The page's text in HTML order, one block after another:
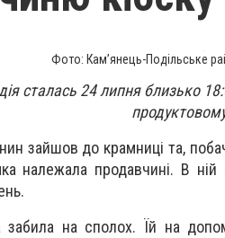
Фото: Кам’янець-Подільське
сталась 24 липня близько
зайшов до крамниці та,
належала продавчині. В
забила на сполох. Їй на